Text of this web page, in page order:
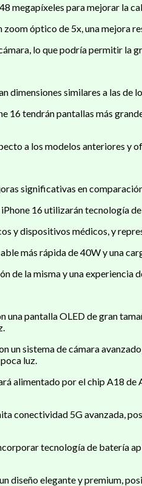
megapíxeles para mejorar la
óptico de 5x, una mejora
lo que podría permitir
dimensiones similares a las de
16 tendrán pantallas más
a los modelos anteriores y
significativas en
16 utilizarán tecnología
y dispositivos médicos, y
más rápida de 40W y una
de la misma y una experiencia
una pantalla OLED de gran
un sistema de cámara
luz.
alimentado por el chip A18
conectividad 5G avanzada,
tecnología de batería
diseño elegante y premium,